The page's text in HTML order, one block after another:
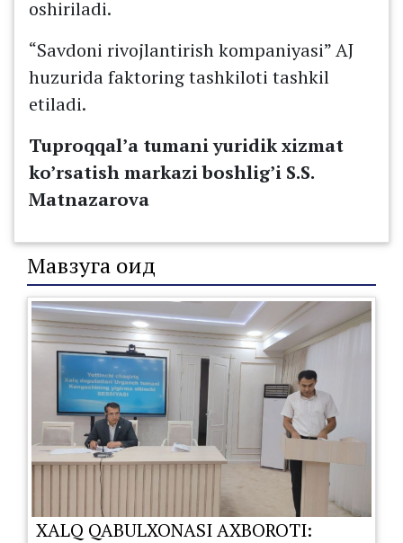
oshiriladi.
“Savdoni rivojlantirish kompaniyasi” AJ
huzurida faktoring tashkiloti tashkil
etiladi.
Tuproqqal’a tumani yuridik xizmat
ko’rsatish markazi boshlig’i S.S.
Matnazarova
Мавзуга оид
XALQ QABULXONASI AXBOROTI: